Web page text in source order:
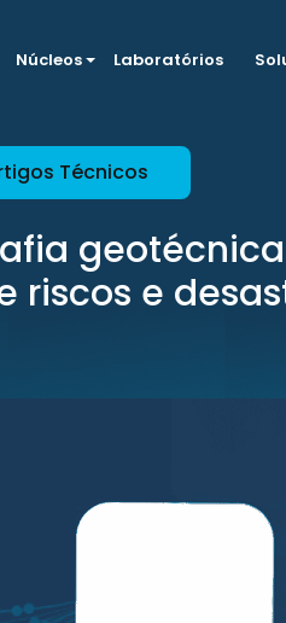
Núcleos Laboratórios
Técnicos
riscos e